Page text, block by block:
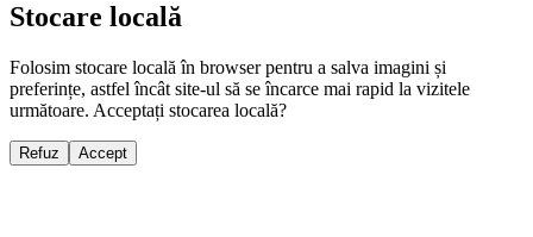
Stocare locală
Folosim stocare locală în browser pentru a salva imagini și
preferințe, astfel încât site-ul să se încarce mai rapid la vizitele
următoare. Acceptați stocarea locală?
Refuz Accept